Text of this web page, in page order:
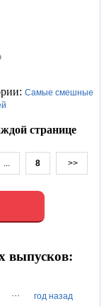
Самые смешные
странице
... 8 >>
выпусков:
··· год назад